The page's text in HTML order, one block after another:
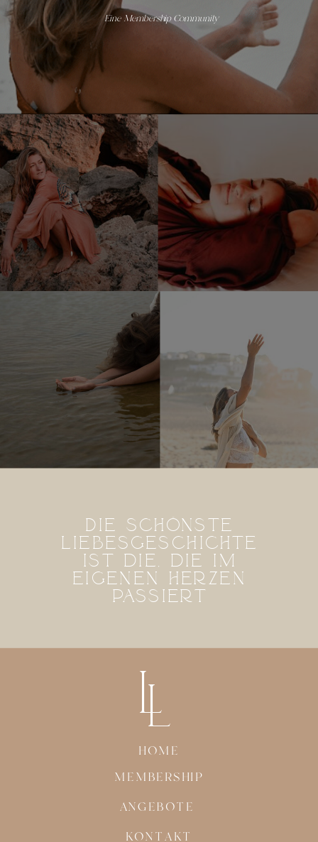
Eine Membership Community
HOME
MEMBERSHIP
ANGEBOTE
KONTAKT
Die schönste
liebesgeschichte
ist die, die im
eigenen herzen
passiert
L
L